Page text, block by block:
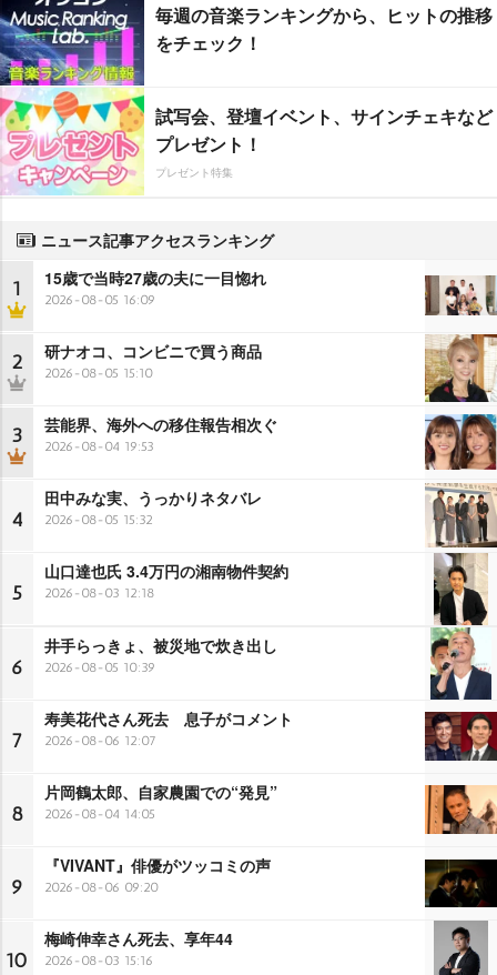
毎週の音楽ランキングから、ヒットの推移
をチェック！
試写会、登壇イベント、サインチェキなど
プレゼント！
プレゼント特集
ニュース記事アクセスランキング
1 15歳で当時27歳の夫に一目惚れ
2026-08-05 16:09
2 研ナオコ、コンビニで買う商品
2026-08-05 15:10
3 芸能界、海外への移住報告相次ぐ
2026-08-04 19:53
4
田中みな実、うっかりネタバレ
2026-08-05 15:32
5
山口達也氏 3.4万円の湘南物件契約
2026-08-03 12:18
6
井手らっきょ、被災地で炊き出し
2026-08-05 10:39
7
寿美花代さん死去 息子がコメント
2026-08-06 12:07
8
片岡鶴太郎、自家農園での“発見”
2026-08-04 14:05
9
『VIVANT』俳優がツッコミの声
2026-08-06 09:20
10
梅崎伸幸さん死去、享年44
2026-08-03 15:16